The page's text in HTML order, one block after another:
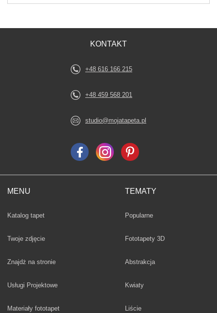
MENU
Katalog tapet
Twoje zdjęcie
Znajdż na stronie
Usługi Projektowe
Materiały fototapet
TEMATY
Fototapety
Popularne
Fototapety 3D
Fototapety
Abstrakcja
Fototapety
Kwiaty
Fototapety
Liście
KONTAKT
+48 616 166 215
+48 459 568 201
studio@mojatapeta.pl